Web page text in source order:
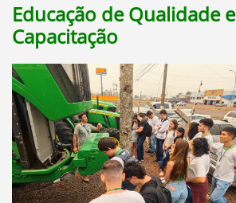
Educação de Qualidade e
Capacitação